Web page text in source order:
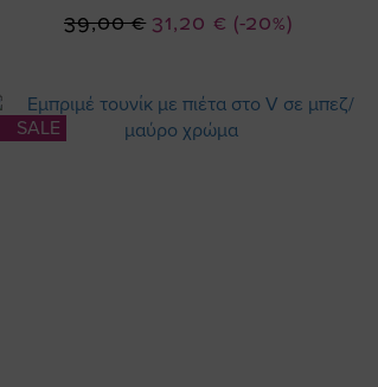
(-20%)
Ειδική
31,20 €
39,00 €
SALE